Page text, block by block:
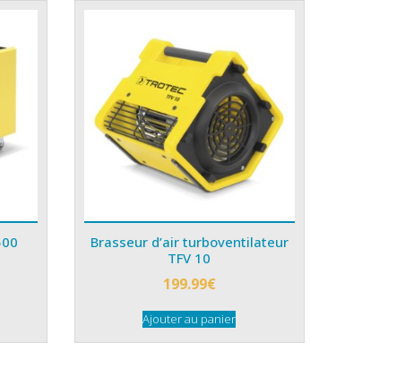
Brasseur d’air turboventilateur
TFV 10
199.99€
Ajouter au panier